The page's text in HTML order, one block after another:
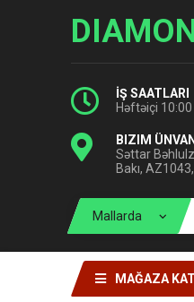
İŞ SAATLARI
Həftəiçi
BIZIM
Səttar
Bakı,
MAĞAZA